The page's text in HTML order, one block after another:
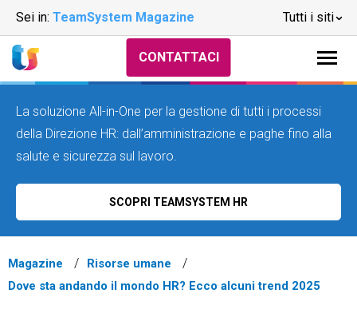
Sei in: TeamSystem Magazine Tutti i siti
CONTATTACI
La soluzione All-in-One per la gestione di tutti i processi
della Direzione HR: dall’amministrazione e paghe fino alla
salute e sicurezza sul lavoro.
SCOPRI TEAMSYSTEM HR
Magazine
Risorse umane
Dove sta andando il mondo HR? Ecco alcuni trend 2025